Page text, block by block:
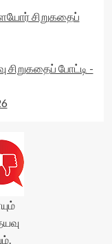
சிறுகதைப்
சிறுகதைப் போட்டி -